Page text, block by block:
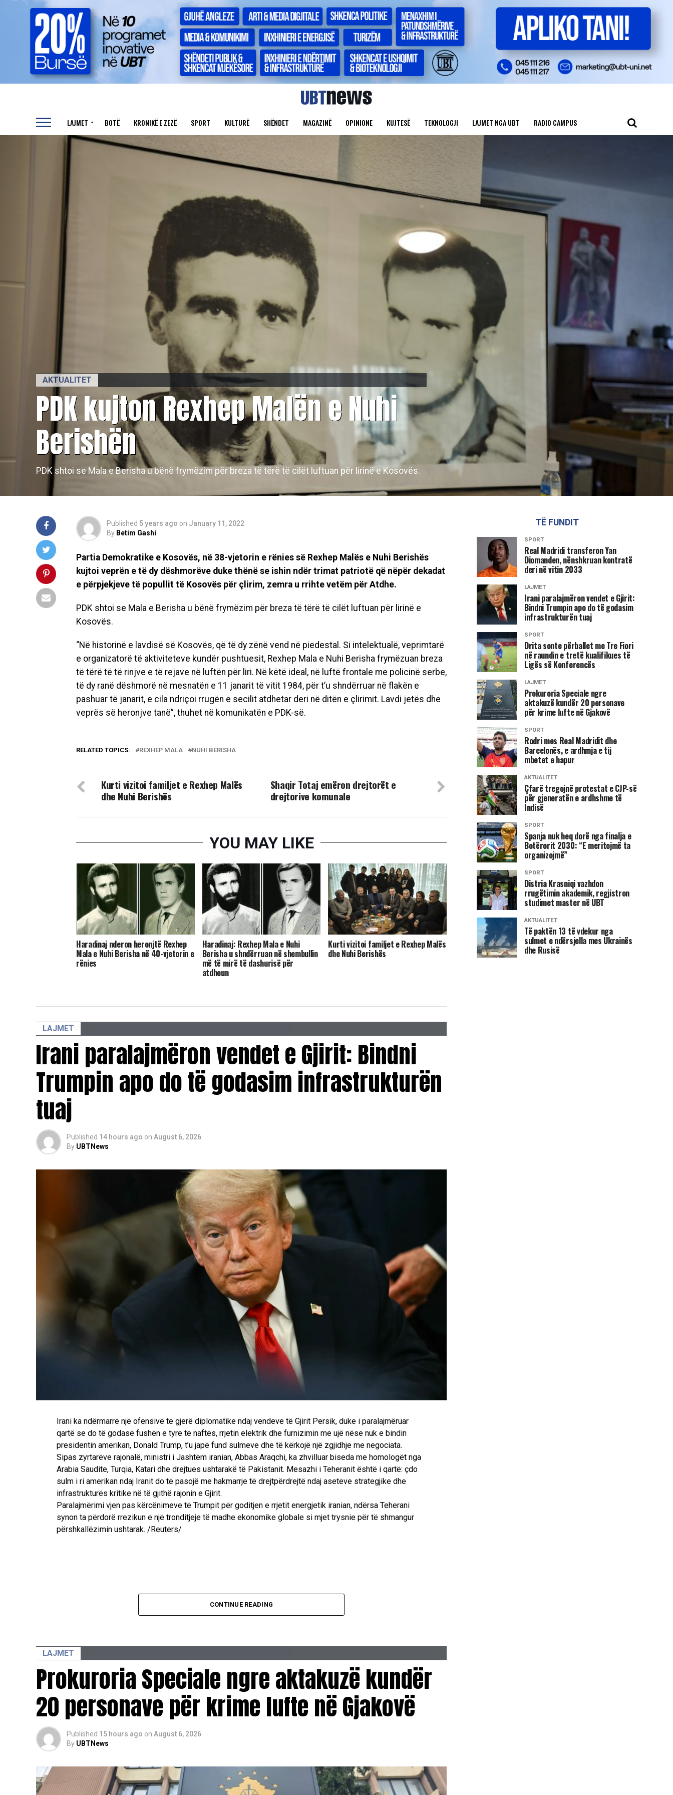
LAJMET BOTË KRONIKË E ZEZË SPORT KULTURË SHËNDET MAGAZINË OPINIONE KUJTESË TEKNOLOGJI LAJMET NGA UBT RADIO CAMPUS
AKTUALITET
PDK kujton Rexhep Malën e Nuhi
Berishën
PDK shtoi se Mala e Berisha u bënë frymëzim për breza të tërë të cilët luftuan për lirinë e Kosovës.
Published 5 years ago on January 11, 2022
By Betim Gashi
Partia Demokratike e Kosovës, në 38-vjetorin e rënies së Rexhep Malës e Nuhi Berishës
kujtoi veprën e të dy dëshmorëve duke thënë se ishin ndër trimat patriotë që nëpër dekadat
e përpjekjeve të popullit të Kosovës për çlirim, zemra u rrihte vetëm për Atdhe.
PDK shtoi se Mala e Berisha u bënë frymëzim për breza të tërë të cilët luftuan për lirinë e
Kosovës.
“Në historinë e lavdisë së Kosovës, që të dy zënë vend në piedestal. Si intelektualë, veprimtarë
e organizatorë të aktiviteteve kundër pushtuesit, Rexhep Mala e Nuhi Berisha frymëzuan breza
të tërë të të rinjve e të rejave në luftën për liri. Në këtë ideal, në luftë frontale me policinë serbe,
të dy ranë dëshmorë në mesnatën e 11 janarit të vitit 1984, për t’u shndërruar në flakën e
pashuar të janarit, e cila ndriçoi rrugën e secilit atdhetar deri në ditën e çlirimit. Lavdi jetës dhe
veprës së heronjve tanë”, thuhet në komunikatën e PDK-së.
RELATED TOPICS: REXHEP MALA NUHI BERISHA
Shaqir Totaj emëron drejtorët e
drejtorive komunale
Kurti vizitoi familjet e Rexhep Malës
dhe Nuhi Berishës
YOU MAY LIKE
​Haradinaj nderon heronjtë Rexhep
Mala e Nuhi Berisha në 40-vjetorin e
rënies
Haradinaj: Rexhep Mala e Nuhi
Berisha u shndërruan në shembullin
më të mirë të dashurisë për
atdheun
Kurti vizitoi familjet e Rexhep Malës
dhe Nuhi Berishës
LAJMET
Irani paralajmëron vendet e Gjirit: Bindni
Trumpin apo do të godasim infrastrukturën
tuaj
Published 14 hours ago on August 6, 2026
By UBTNews
Irani ka ndërmarrë një ofensivë të gjerë diplomatike ndaj vendeve të Gjirit Persik, duke i paralajmëruar
qartë se do të godasë fushën e tyre të naftës, rrjetin elektrik dhe furnizimin me ujë nëse nuk e bindin
presidentin amerikan, Donald Trump, t’u japë fund sulmeve dhe të kërkojë një zgjidhje me negociata.
Sipas zyrtarëve rajonalë, ministri i Jashtëm iranian, Abbas Araqchi, ka zhvilluar biseda me homologët nga
Arabia Saudite, Turqia, Katari dhe drejtues ushtarakë të Pakistanit. Mesazhi i Teheranit është i qartë: çdo
sulm i ri amerikan ndaj Iranit do të pasojë me hakmarrje të drejtpërdrejtë ndaj aseteve strategjike dhe
infrastrukturës kritike në të gjithë rajonin e Gjirit.
Paralajmërimi vjen pas kërcënimeve të Trumpit për goditjen e rrjetit energjetik iranian, ndërsa Teherani
synon ta përdorë rrezikun e një tronditjeje të madhe ekonomike globale si mjet trysnie për të shmangur
përshkallëzimin ushtarak. /Reuters/
CONTINUE READING
LAJMET
Prokuroria Speciale ngre aktakuzë kundër
20 personave për krime lufte në Gjakovë
Published 15 hours ago on August 6, 2026
By UBTNews
TË FUNDIT
SPORT
Real Madridi transferon Yan
Diomanden, nënshkruan kontratë
deri në vitin 2033
LAJMET
Irani paralajmëron vendet e Gjirit:
Bindni Trumpin apo do të godasim
infrastrukturën tuaj
SPORT
Drita sonte përballet me Tre Fiori
në raundin e tretë kualifikues të
Ligës së Konferencës
LAJMET
Prokuroria Speciale ngre
aktakuzë kundër 20 personave
për krime lufte në Gjakovë
SPORT
Rodri mes Real Madridit dhe
Barcelonës, e ardhmja e tij
mbetet e hapur
AKTUALITET
Çfarë tregojnë protestat e CJP-së
për gjeneratën e ardhshme të
Indisë
SPORT
Spanja nuk heq dorë nga finalja e
Botërorit 2030: “E meritojmë ta
organizojmë”
SPORT
Distria Krasniqi vazhdon
rrugëtimin akademik, regjistron
studimet master në UBT
AKTUALITET
Të paktën 13 të vdekur nga
sulmet e ndërsjella mes Ukrainës
dhe Rusisë